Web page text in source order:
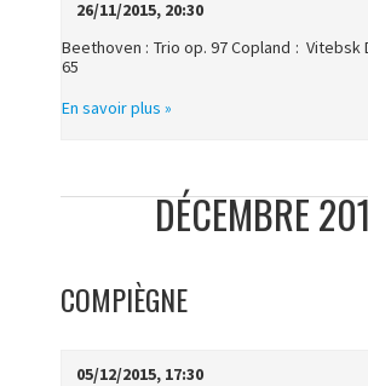
26/11/2015, 20:30
Beethoven : Trio op. 97 Copland : Vitebsk
65
En savoir plus »
DÉCEMBRE
COMPIÈGNE
05/12/2015, 17:30